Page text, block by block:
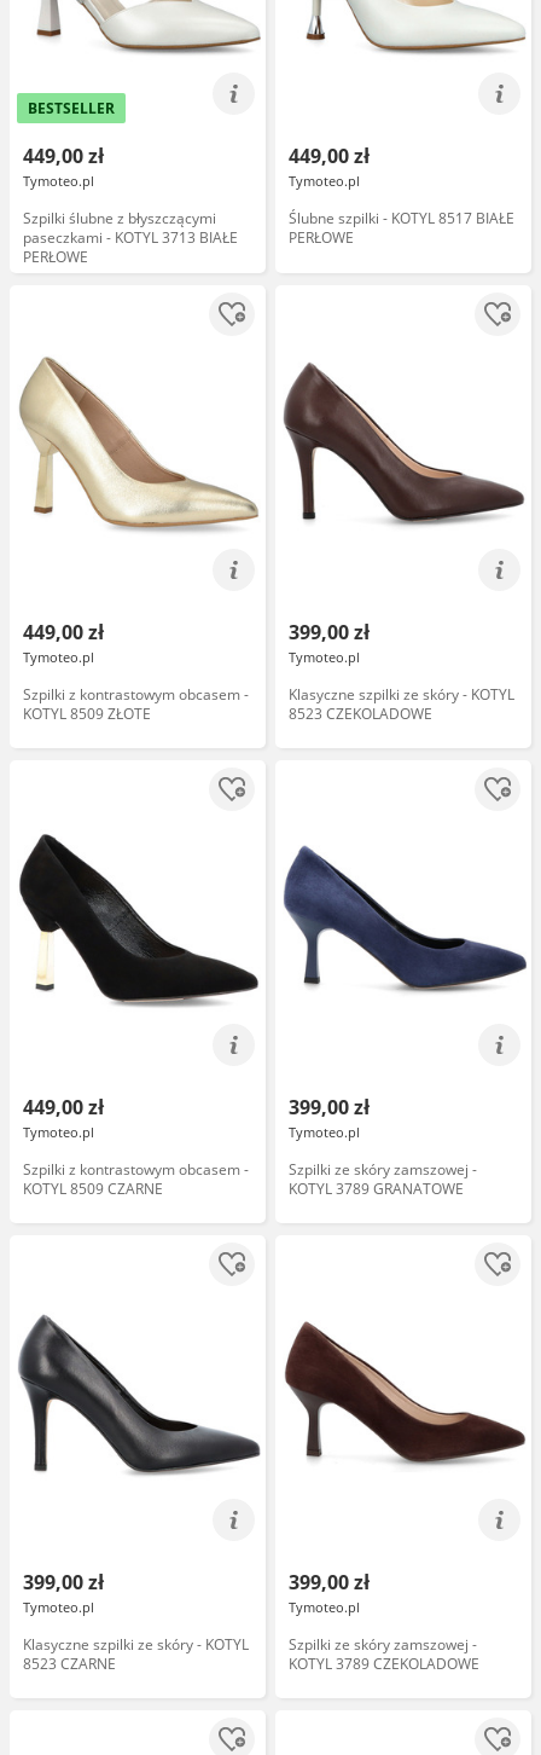
BESTSELLER
449,00 zł
Tymoteo.pl
Szpilki ślubne z błyszczącymi
paseczkami - KOTYL 3713 BIAŁE
PERŁOWE
449,00 zł
Tymoteo.pl
Ślubne szpilki - KOTYL 8517 BIAŁE
PERŁOWE
449,00 zł
Tymoteo.pl
Szpilki z kontrastowym obcasem -
KOTYL 8509 ZŁOTE
399,00 zł
Tymoteo.pl
Klasyczne szpilki ze skóry - KOTYL
8523 CZEKOLADOWE
449,00 zł
Tymoteo.pl
Szpilki z kontrastowym obcasem -
KOTYL 8509 CZARNE
399,00 zł
Tymoteo.pl
Szpilki ze skóry zamszowej -
KOTYL 3789 GRANATOWE
399,00 zł
Tymoteo.pl
Klasyczne szpilki ze skóry - KOTYL
8523 CZARNE
399,00 zł
Tymoteo.pl
Szpilki ze skóry zamszowej -
KOTYL 3789 CZEKOLADOWE